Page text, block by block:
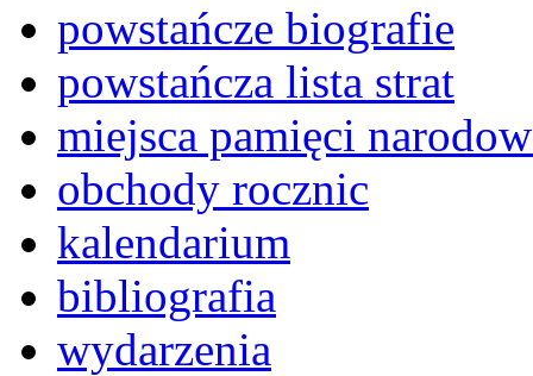
powstańcze biografie
powstańcza lista strat
miejsca pamięci
obchody rocznic
kalendarium
bibliografia
wydarzenia